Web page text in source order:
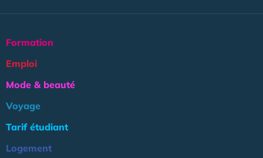
Formation
Emploi
Mode & beauté
Voyage
Tarif étudiant
Logement